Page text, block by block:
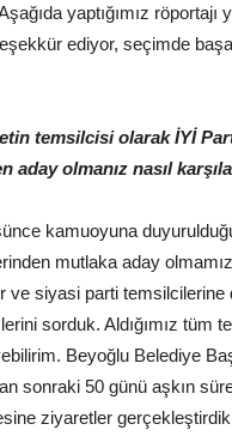
yaptığımız röportajı
ediyor, seçimde
temsilcisi olarak İYİ
aday olmanız nasıl
kamuoyuna
mutlaka aday
ve siyasi parti temsilcilerine
sorduk. Aldığımız tüm
Beyoğlu Belediye
sonraki 50 günü aşkın
ziyaretler